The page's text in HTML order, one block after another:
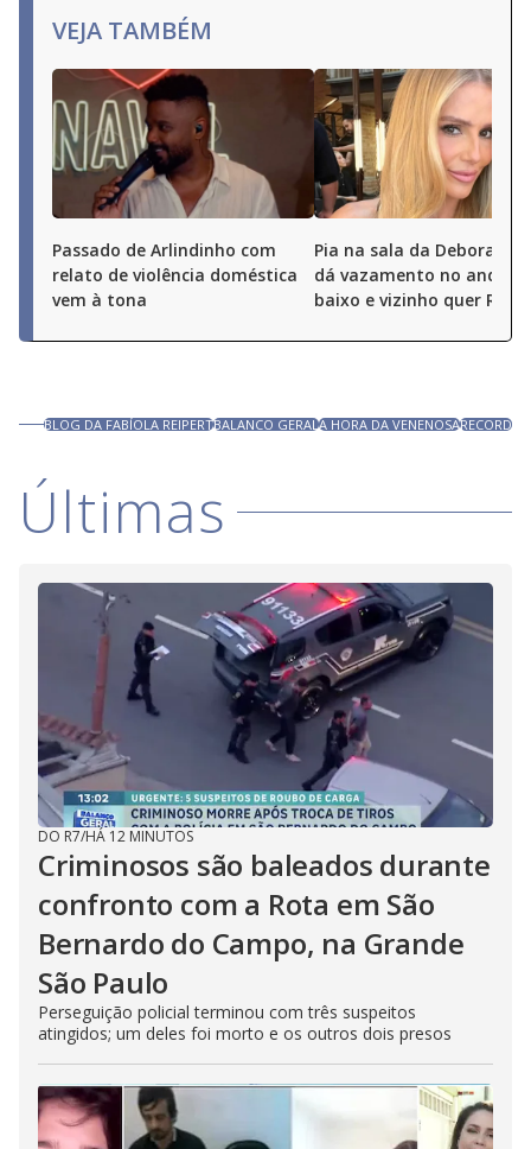
VEJA TAMBÉM
Passado de Arlindinho com
relato de violência doméstica
vem à tona
Pia na sala da Deborah
dá vazamento no andar
baixo e vizinho quer R$
BLOG DA FABÍOLA REIPERTBALANCO GERALA HORA DA VENENOSARECORD
Últimas
DO R7/HÁ 12 MINUTOS
Criminosos são baleados durante
confronto com a Rota em São
Bernardo do Campo, na Grande
São Paulo
Perseguição policial terminou com três suspeitos
atingidos; um deles foi morto e os outros dois presos